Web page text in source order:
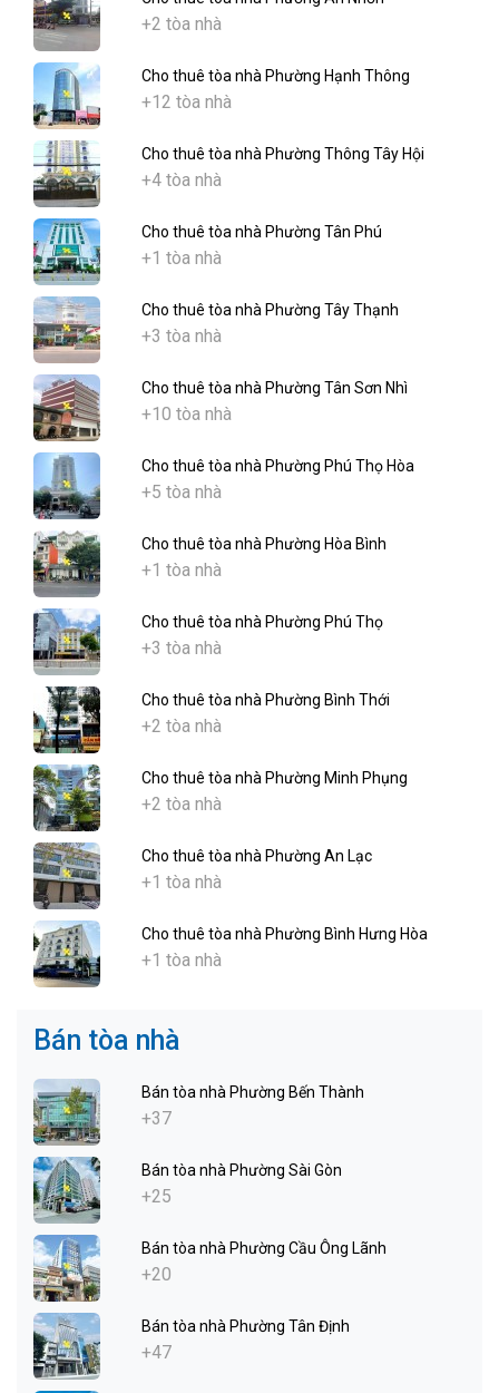
+2 tòa nhà
Cho thuê tòa nhà Phường Hạnh Thông
+12 tòa nhà
Cho thuê tòa nhà Phường Thông Tây Hội
+4 tòa nhà
Cho thuê tòa nhà Phường Tân Phú
+1 tòa nhà
Cho thuê tòa nhà Phường Tây Thạnh
+3 tòa nhà
Cho thuê tòa nhà Phường Tân Sơn Nhì
+10 tòa nhà
Cho thuê tòa nhà Phường Phú Thọ Hòa
+5 tòa nhà
Cho thuê tòa nhà Phường Hòa Bình
+1 tòa nhà
Cho thuê tòa nhà Phường Phú Thọ
+3 tòa nhà
Cho thuê tòa nhà Phường Bình Thới
+2 tòa nhà
Cho thuê tòa nhà Phường Minh Phụng
+2 tòa nhà
Cho thuê tòa nhà Phường An Lạc
+1 tòa nhà
Cho thuê tòa nhà Phường Bình Hưng Hòa
+1 tòa nhà
Bán tòa nhà
Bán tòa nhà Phường Bến Thành
+37
Bán tòa nhà Phường Sài Gòn
+25
Bán tòa nhà Phường Cầu Ông Lãnh
+20
Bán tòa nhà Phường Tân Định
+47